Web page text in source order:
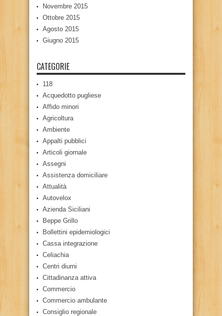
Novembre 2015
Ottobre 2015
Agosto 2015
Giugno 2015
CATEGORIE
118
Acquedotto pugliese
Affido minori
Agricoltura
Ambiente
Appalti pubblici
Articoli giornale
Assegni
Assistenza domiciliare
Attualità
Autovelox
Azienda Siciliani
Beppe Grillo
Bollettini epidemiologici
Cassa integrazione
Celiachia
Centri diurni
Cittadinanza attiva
Commercio
Commercio ambulante
Consiglio regionale